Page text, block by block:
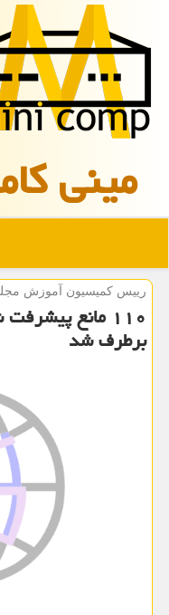
مینی
رییس كمیسیون آموزش
۱۱۰ مانع
برطرف شد